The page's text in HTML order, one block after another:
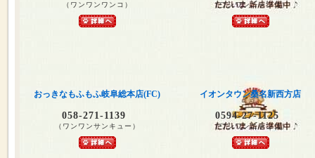
（ワンワンワンコ） （ワンワンニャンコ）
おっきなもふもふ岐阜総本店(FC)
058-271-1139
（ワンワンサンキュー）
イオンタウン桑名新西方店
0594-27-1125
（ワンワンニャンコ）